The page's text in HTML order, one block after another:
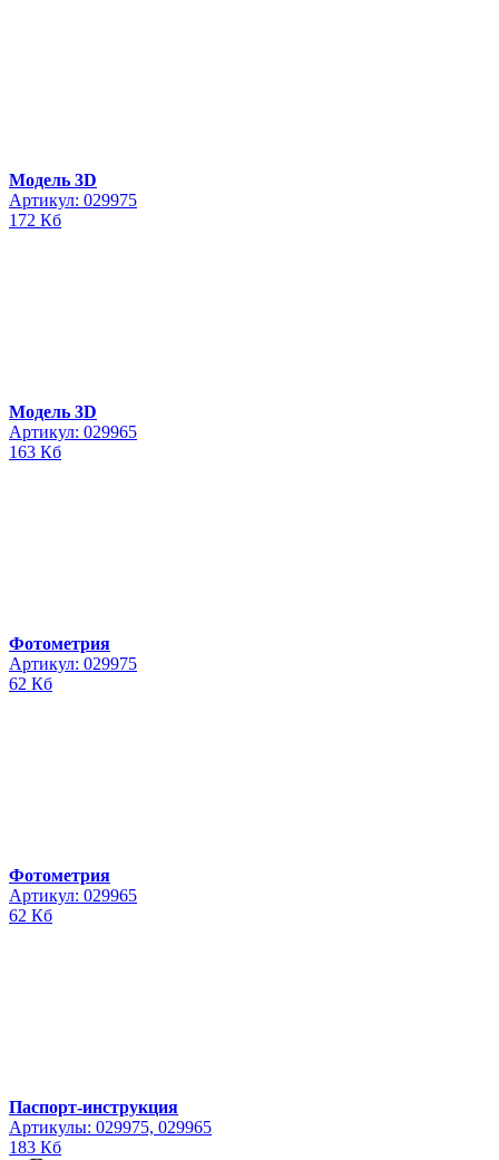
Модель 3D
Артикул: 029975
172 Кб
Модель 3D
Артикул: 029965
163 Кб
Фотометрия
Артикул: 029975
62 Кб
Фотометрия
Артикул: 029965
62 Кб
Паспорт-инструкция
Артикулы: 029975, 029965
183 Кб